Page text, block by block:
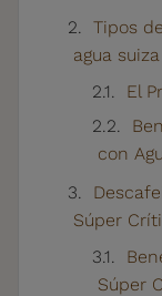
Tipos
agua suiza
El
con
Súper
Súper